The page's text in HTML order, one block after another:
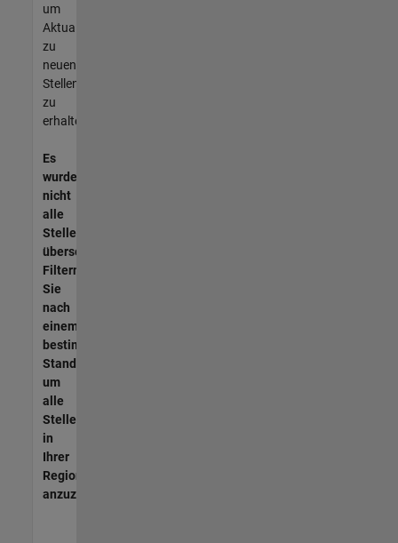
um
Aktualisierungen
zu
neuen
Stellenangeboten
zu
erhalten.
Es
wurden
nicht
alle
Stellen
übersetzt.
Filtern
Sie
nach
einem
bestimmten
Standort,
um
alle
Stellenangebote
in
Ihrer
Region
anzuzeigen.